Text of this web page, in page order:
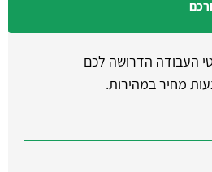
העבודה הדרושה לכם
מחיר במהירות.